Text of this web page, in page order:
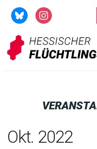
Zum
Inhalt
springen
Okt. 2022